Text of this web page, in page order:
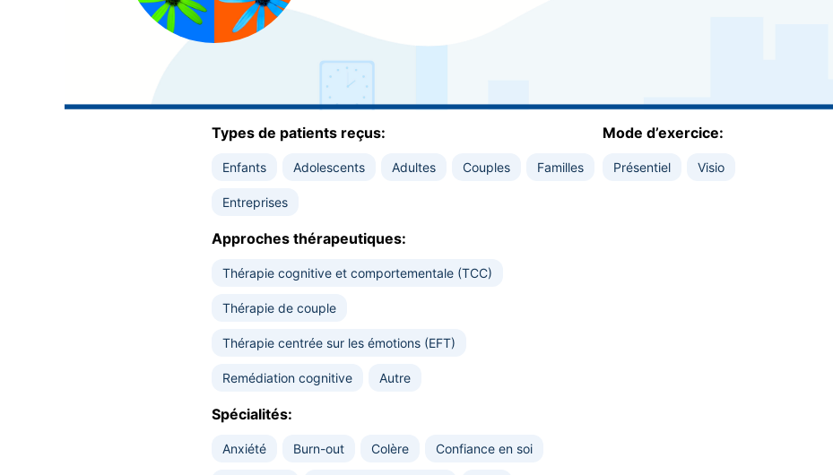
Types de patients reçus:
Enfants Adolescents Adultes Couples Familles
Entreprises
Mode d’exercice:
Présentiel Visio
Approches thérapeutiques:
Thérapie cognitive et comportementale (TCC)
Thérapie de couple
Thérapie centrée sur les émotions (EFT)
Remédiation cognitive Autre
Spécialités:
Anxiété Burn-out Colère Confiance en soi